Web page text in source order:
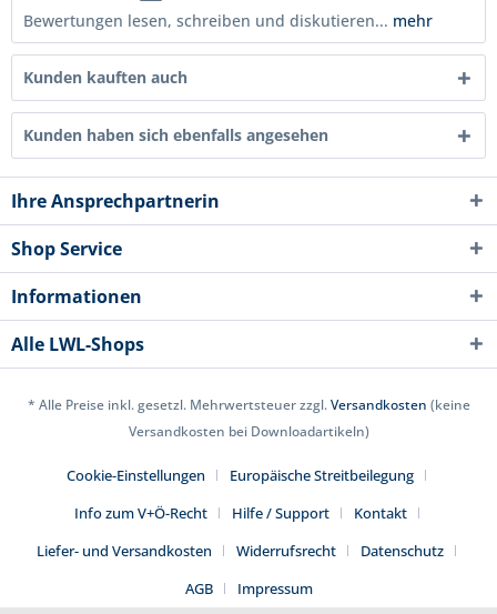
Bewertungen lesen, schreiben und diskutieren... mehr
Kunden kauften auch
Kunden haben sich ebenfalls angesehen
Ihre Ansprechpartnerin
Shop Service
Informationen
Alle LWL-Shops
* Alle Preise inkl. gesetzl. Mehrwertsteuer zzgl.Versandkosten (keine
Versandkosten bei Downloadartikeln)
Cookie-Einstellungen
Europäische Streitbeilegung
Info zum V+Ö-Recht
Hilfe / Support
Kontakt
Liefer- und Versandkosten
Widerrufsrecht
Datenschutz
AGB
Impressum